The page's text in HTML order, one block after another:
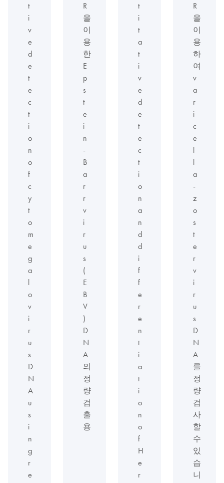
t
i
v
e
d
e
t
e
c
t
i
o
n
o
f
c
y
t
o
m
e
g
a
l
o
v
i
r
u
s
D
N
A
u
s
i
n
g
r
e
R
을
이
용
한
E
p
s
t
e
i
n
-
B
a
r
r
v
i
r
u
s
(
E
B
V
)
D
N
A
의
정
량
검
출
용
t
i
t
a
t
i
v
e
d
e
t
e
c
t
i
o
n
a
n
d
d
i
f
f
e
r
e
n
t
i
a
t
i
o
n
o
f
H
e
r
R
을
이
용
하
여
v
a
r
i
c
e
l
l
a
-
z
o
s
t
e
r
v
i
r
u
s
D
N
A
를
정
량
검
사
할
수
있
습
니